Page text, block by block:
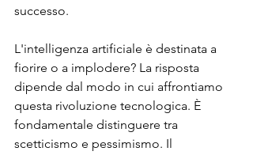
successo.
L'intelligenza artificiale è destinata a
fiorire o a implodere? La risposta
dipende dal modo in cui affrontiamo
questa rivoluzione tecnologica. È
fondamentale distinguere tra
scetticismo e pessimismo. Il